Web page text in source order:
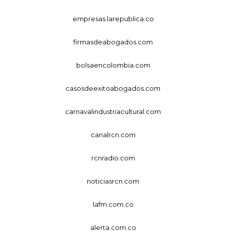
empresas.larepublica.co
firmasdeabogados.com
bolsaencolombia.com
casosdeexitoabogados.com
carnavalindustriacultural.com
canalrcn.com
rcnradio.com
noticiasrcn.com
lafm.com.co
alerta.com.co